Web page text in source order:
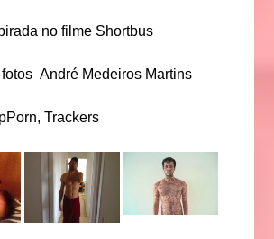
no filme Shortbus
André Medeiros Martins
Trackers